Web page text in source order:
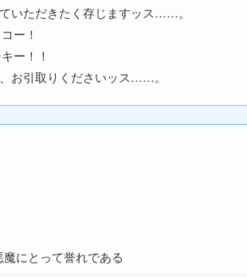
いただきたく存じますッス……。
ー！
ー！！
お引取りくださいッス……。
にとって誉れである